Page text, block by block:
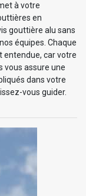
à votre
en
gouttière alu sans
équipes. Chaque
entendue, car votre
vous assure une
dans votre
vous guider.